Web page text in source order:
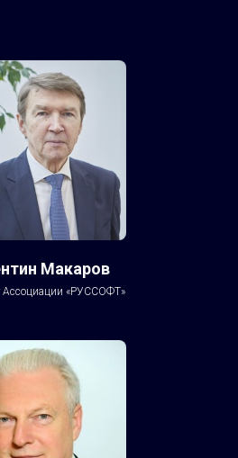
Макаров
Ассоциации «РУССОФТ»